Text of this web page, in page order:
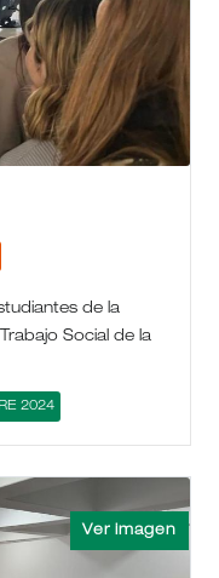
de la
Social de la
2024